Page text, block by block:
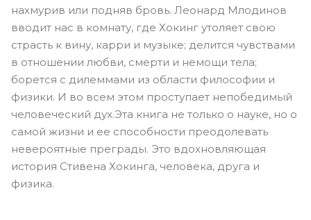
нахмурив или подняв бровь. Леонард Млодинов
вводит нас в комнату, где Хокинг утоляет свою
страсть к вину, карри и музыке; делится чувствами
в отношении любви, смерти и немощи тела;
борется с дилеммами из области философии и
физики. И во всем этом проступает непобедимый
человеческий дух.Эта книга не только о науке, но о
самой жизни и ее способности преодолевать
невероятные преграды. Это вдохновляющая
история Стивена Хокинга, человека, друга и
физика.